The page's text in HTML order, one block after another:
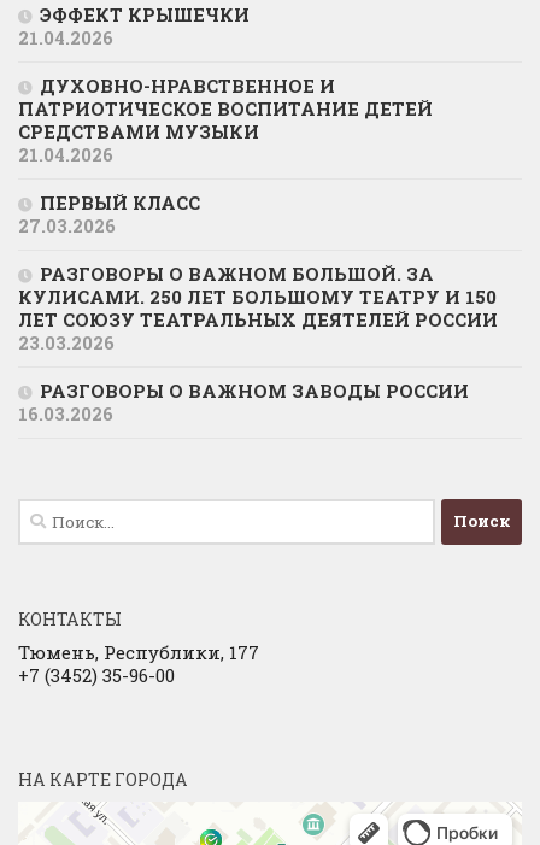
ЭФФЕКТ КРЫШЕЧКИ
21.04.2026
ДУХОВНО-НРАВСТВЕННОЕ И
ПАТРИОТИЧЕСКОЕ ВОСПИТАНИЕ ДЕТЕЙ
СРЕДСТВАМИ МУЗЫКИ
21.04.2026
ПЕРВЫЙ КЛАСС
27.03.2026
РАЗГОВОРЫ О ВАЖНОМ БОЛЬШОЙ. ЗА
КУЛИСАМИ. 250 ЛЕТ БОЛЬШОМУ ТЕАТРУ И 150
ЛЕТ СОЮЗУ ТЕАТРАЛЬНЫХ ДЕЯТЕЛЕЙ РОССИИ
23.03.2026
РАЗГОВОРЫ О ВАЖНОМ ЗАВОДЫ РОССИИ
16.03.2026
Найти:
КОНТАКТЫ
Тюмень, Республики, 177
+7 (3452) 35-96-00
НА КАРТЕ ГОРОДА